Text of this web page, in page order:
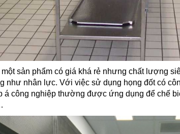
một sản phẩm có giá khá rẻ nhưng chất lượng
như nhân lực. Với việc sử dụng họng đốt có
á công nghiệp thường được ứng dụng để chế